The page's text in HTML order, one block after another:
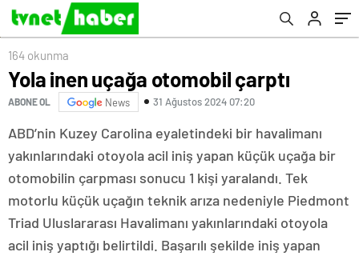
164 okunma
Yola inen uçağa otomobil çarptı
ABONE OL News 31 Ağustos 2024 07:20
ABD’nin Kuzey Carolina eyaletindeki bir havalimanı
yakınlarındaki otoyola acil iniş yapan küçük uçağa bir
otomobilin çarpması sonucu 1 kişi yaralandı. Tek
motorlu küçük uçağın teknik arıza nedeniyle Piedmont
Triad Uluslararası Havalimanı yakınlarındaki otoyola
acil iniş yaptığı belirtildi. Başarılı şekilde iniş yapan